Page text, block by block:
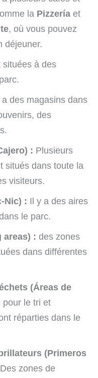
la Pizzería et
, où vous pouvez
déjeuner.
situées à des
a des magasins dans
des
: Plusieurs
situés dans toute la
visiteurs.
Nic) : Il y a des aires
le parc.
areas) : des zones
dans différentes
(Áreas de
pour le tri et
réparties dans le
(Primeros
Des zones de